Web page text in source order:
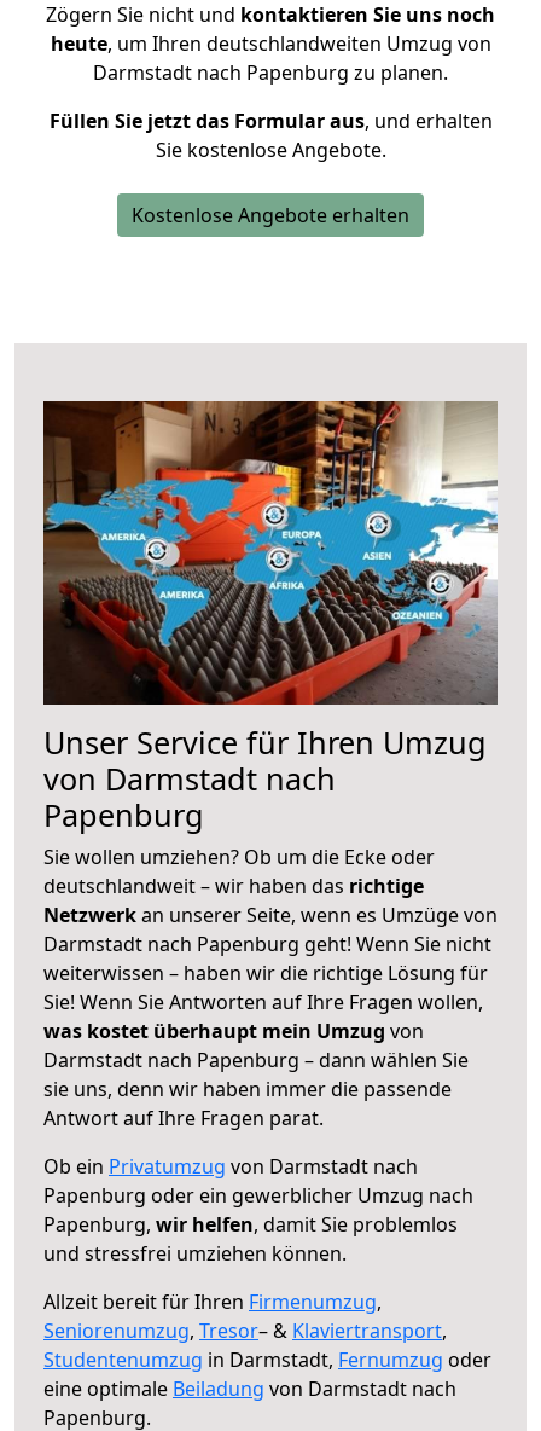
Zögern Sie nicht und kontaktieren Sie uns noch
heute, um Ihren deutschlandweiten Umzug von
Darmstadt nach Papenburg zu planen.
Füllen Sie jetzt das Formular aus, und erhalten
Sie kostenlose Angebote.
Kostenlose Angebote erhalten
Unser Service für Ihren Umzug
von Darmstadt nach
Papenburg
Sie wollen umziehen? Ob um die Ecke oder
deutschlandweit – wir haben das richtige
Netzwerkan unserer Seite, wenn es Umzüge von
Darmstadt nach Papenburg geht! Wenn Sie nicht
weiterwissen – haben wir die richtige Lösung für
Sie! Wenn Sie Antworten auf Ihre Fragen wollen,
was kostet überhaupt mein Umzug von
Darmstadt nach Papenburg – dann wählen Sie
sie uns, denn wir haben immer die passende
Antwort auf Ihre Fragen parat.
Ob ein Privatumzug von Darmstadt nach
Papenburg oder ein gewerblicher Umzug nach
Papenburg, wir helfen, damit Sie problemlos
und stressfrei umziehen können.
Allzeit bereit für Ihren Firmenumzug,
Seniorenumzug, Tresor– & Klaviertransport,
Studentenumzug in Darmstadt, Fernumzug oder
eine optimale Beiladung von Darmstadt nach
Papenburg.